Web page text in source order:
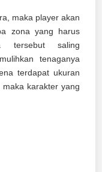
maka player akan
zona yang harus
tersebut saling
tenaganya
terdapat ukuran
maka karakter yang